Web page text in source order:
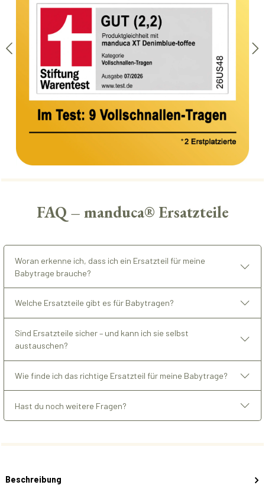
FAQ – manduca® Ersatzteile
Woran erkenne ich, dass ich ein Ersatzteil für meine
Babytrage brauche?
Welche Ersatzteile gibt es für Babytragen?
Sind Ersatzteile sicher – und kann ich sie selbst
austauschen?
Wie finde ich das richtige Ersatzteil für meine Babytrage?
Hast du noch weitere Fragen?
Beschreibung